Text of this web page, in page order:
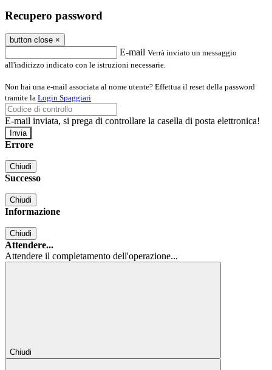
Recupero password
button close ×
E-mail Verrà inviato un messaggio
all'indirizzo indicato con le istruzioni necessarie.
Non hai una e-mail associata al nome utente? Effettua il reset della password
tramite la Login Spaggiari
E-mail inviata, si prega di controllare la casella di posta elettronica!
Errore
Chiudi
Successo
Chiudi
Informazione
Chiudi
Attendere...
Attendere il completamento dell'operazione...
Chiudi